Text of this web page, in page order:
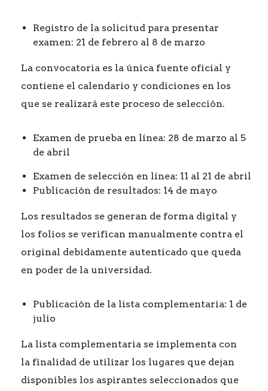
Registro de la solicitud para presentar
examen: 21 de febrero al 8 de marzo
La convocatoria es la única fuente oficial y
contiene el calendario y condiciones en los
que se realizará este proceso de selección.
Examen de prueba en línea: 28 de marzo al 5
de abril
Examen de selección en línea: 11 al 21 de abril
Publicación de resultados: 14 de mayo
Los resultados se generan de forma digital y
los folios se verifican manualmente contra el
original debidamente autenticado que queda
en poder de la universidad.
Publicación de la lista complementaria: 1 de
julio
La lista complementaria se implementa con
la finalidad de utilizar los lugares que dejan
disponibles los aspirantes seleccionados que